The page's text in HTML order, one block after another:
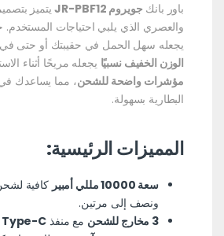
باور بانك جويروم JR-PBF12
يتميز
والعصري الذي يلبي احتياجات
يجعله سهل الحمل في حقيبتك أو حتى في
الوزن الخفيف نسبيًا يجعله مريحًا أثناء
مؤشرات واضحة للشحن، مما يساعدك
البطارية بسهولة.
المميزات الرئيسية:
سعة 10000 مللي أمبير
كافية
ونصف إلى مرتين.
3 مخارج للشحن
مع منفذ Type-C